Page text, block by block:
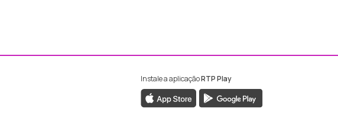
ao Facebook da RTP Madeira
ao Instagram da RTP Madeira
Instale a aplicaçãoRTP Play